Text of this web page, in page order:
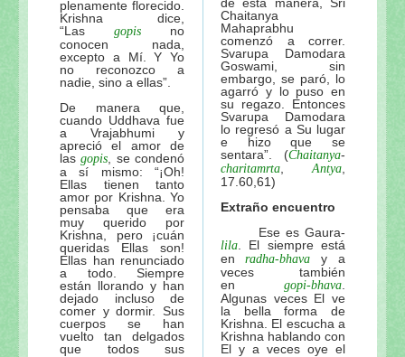
plenamente florecido.
Krishna dice,
“Las gopis no
conocen nada,
excepto a Mí. Y Yo
no reconozco a
nadie, sino a ellas”.
De manera que,
cuando Uddhava fue
a Vrajabhumi y
apreció el amor de
las gopis , se condenó
a sí mismo: “¡Oh!
Ellas tienen tanto
amor por Krishna. Yo
pensaba que era
muy querido por
Krishna, pero ¡cuán
queridas Ellas son!
Ellas han renunciado
a todo. Siempre
están llorando y han
dejado incluso de
comer y dormir. Sus
cuerpos se han
vuelto tan delgados
que todos sus
Chaitanya
Mahaprabhu
comenzó a correr.
Svarupa Damodara
Goswami, sin
embargo, se paró, lo
agarró y lo puso en
su regazo. Entonces
Svarupa Damodara
lo regresó a Su lugar
e hizo que se
sentara”. (Chaitanya-
charitamrta Antya
17.60,61)
Extraño encuentro
Ese es Gaura-
lila . El siempre está
en radha-bhava y a
veces también
en gopi-bhava
Algunas veces El ve
la bella forma de
Krishna. El escucha a
Krishna hablando con
El y a veces oye el